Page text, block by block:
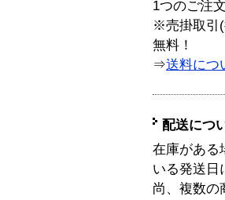
1つのご注
※売掛取引(
無料！
⇒送料につ
配送につ
在庫がある
いる発送日
尚、複数の